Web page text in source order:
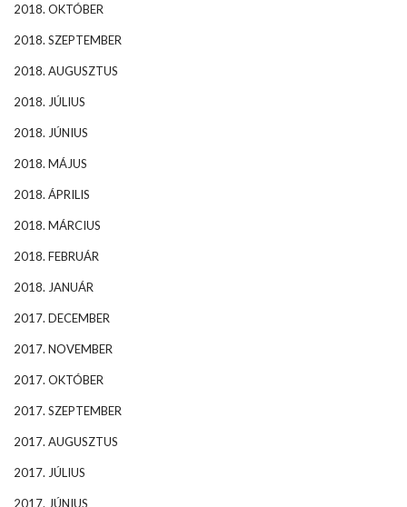
2018. OKTÓBER
2018. SZEPTEMBER
2018. AUGUSZTUS
2018. JÚLIUS
2018. JÚNIUS
2018. MÁJUS
2018. ÁPRILIS
2018. MÁRCIUS
2018. FEBRUÁR
2018. JANUÁR
2017. DECEMBER
2017. NOVEMBER
2017. OKTÓBER
2017. SZEPTEMBER
2017. AUGUSZTUS
2017. JÚLIUS
2017. JÚNIUS